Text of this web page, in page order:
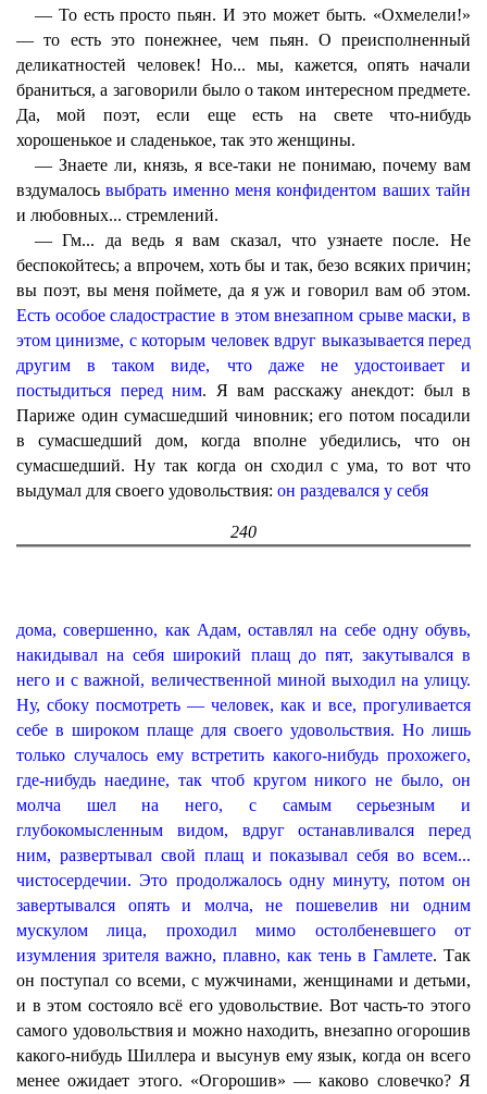
— То есть просто пьян. И это может быть. «Охмелели!»
— то есть это понежнее, чем пьян. О преисполненный
деликатностей человек! Но... мы, кажется, опять начали
браниться, а заговорили было о таком интересном предмете.
Да, мой поэт, если еще есть на свете что-нибудь
хорошенькое и сладенькое, так это женщины.
— Знаете ли, князь, я все-таки не понимаю, почему вам
вздумалосьвыбрать именно меня конфидентом ваших тайн
и любовных... стремлений.
— Гм... да ведь я вам сказал, что узнаете после. Не
беспокойтесь; а впрочем, хоть бы и так, безо всяких причин;
вы поэт, вы меня поймете, да я уж и говорил вам об этом.
Есть особое сладострастие в этом внезапном срыве маски, в
этом цинизме, с которым человек вдруг выказывается перед
другим в таком виде, что даже не удостоивает и
постыдиться перед ним. Я вам расскажу анекдот: был в
Париже один сумасшедший чиновник; его потом посадили
в сумасшедший дом, когда вполне убедились, что он
сумасшедший. Ну так когда он сходил с ума, то вот что
выдумал для своего удовольствия: он раздевался у себя
240
дома, совершенно, как Адам, оставлял на себе одну обувь,
накидывал на себя широкий плащ до пят, закутывался в
него и с важной, величественной миной выходил на улицу.
Ну, сбоку посмотреть — человек, как и все, прогуливается
себе в широком плаще для своего удовольствия. Но лишь
только случалось ему встретить какого-нибудь прохожего,
где-нибудь наедине, так чтоб кругом никого не было, он
молча шел на него, с самым серьезным и
глубокомысленным видом, вдруг останавливался перед
ним, развертывал свой плащ и показывал себя во всем...
чистосердечии. Это продолжалось одну минуту, потом он
завертывался опять и молча, не пошевелив ни одним
мускулом лица, проходил мимо остолбеневшего от
изумления зрителя важно, плавно, как тень в Гамлете. Так
он поступал со всеми, с мужчинами, женщинами и детьми,
и в этом состояло всё его удовольствие. Вот часть-то этого
самого удовольствия и можно находить, внезапно огорошив
какого-нибудь Шиллера и высунув ему язык, когда он всего
менее ожидает этого. «Огорошив» — каково словечко? Я